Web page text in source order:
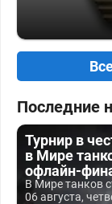
Последние
Турнир в
в Мире
офлайн-
В Мире танков
06 августа,